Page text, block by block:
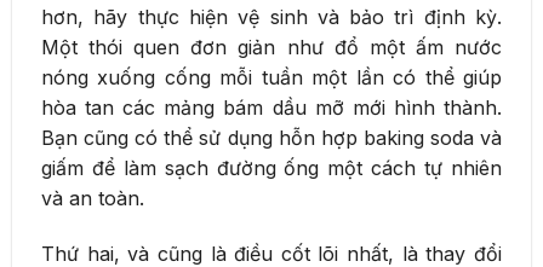
hơn, hãy thực hiện vệ sinh và bảo trì định kỳ.
Một thói quen đơn giản như đổ một ấm nước
nóng xuống cống mỗi tuần một lần có thể giúp
hòa tan các mảng bám dầu mỡ mới hình thành.
Bạn cũng có thể sử dụng hỗn hợp baking soda và
giấm để làm sạch đường ống một cách tự nhiên
và an toàn.
Thứ hai, và cũng là điều cốt lõi nhất, là thay đổi